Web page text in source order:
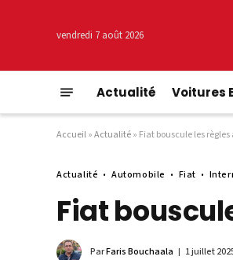
vendredi 7 août 2026
Actualité Voitures
Accueil»Actualité» Fiat bouscule les
Actualité Automobile Fiat
Fiat
ParFaris Bouchaala 1 juillet